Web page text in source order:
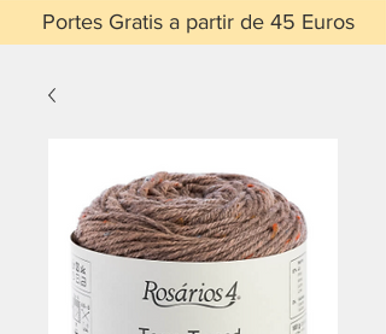
a partir de 45 Euros